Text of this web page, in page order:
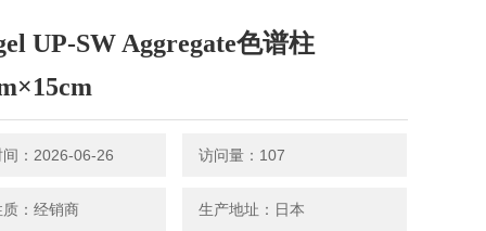
UP-SW Aggregate色谱柱
间：2026-06-26 访问量：107
：经销商 生产地址：日本